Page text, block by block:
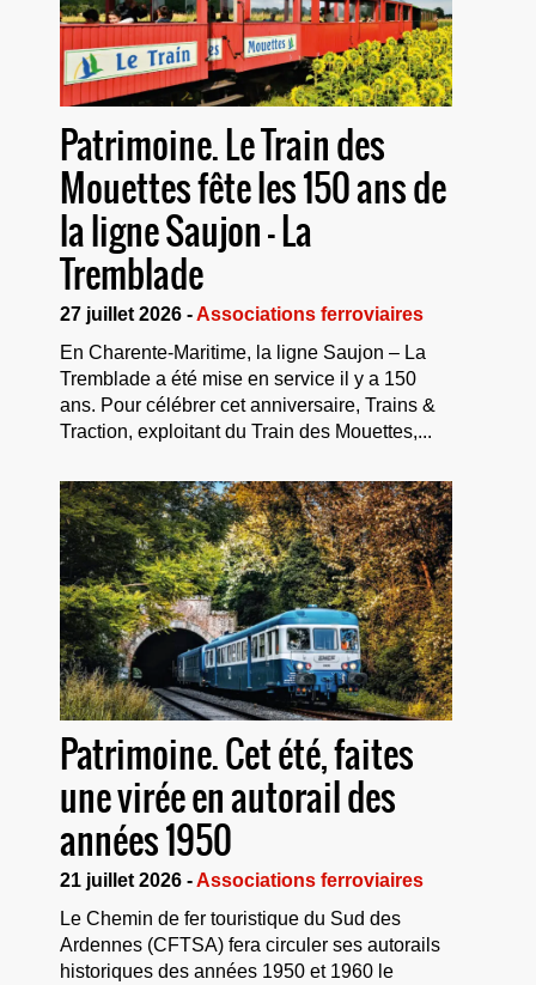
Patrimoine. Le Train des
Mouettes fête les 150 ans de
la ligne Saujon – La
Tremblade
27 juillet 2026 -Associations ferroviaires
En Charente-Maritime, la ligne Saujon – La
Tremblade a été mise en service il y a 150
ans. Pour célébrer cet anniversaire, Trains &
Traction, exploitant du Train des Mouettes,...
Patrimoine. Cet été, faites
une virée en autorail des
années 1950
21 juillet 2026 -Associations ferroviaires
Le Chemin de fer touristique du Sud des
Ardennes (CFTSA) fera circuler ses autorails
historiques des années 1950 et 1960 le